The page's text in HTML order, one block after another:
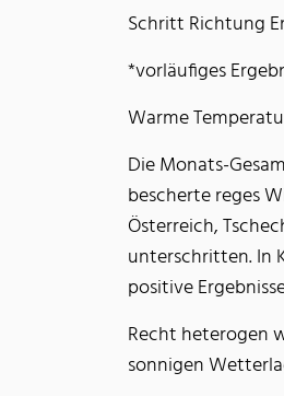
Schritt Richtung
*vorläufiges
Warme
Die Monats-
bescherte reges
Österreich,
unterschritten. In
positive
Recht heterogen
sonnigen